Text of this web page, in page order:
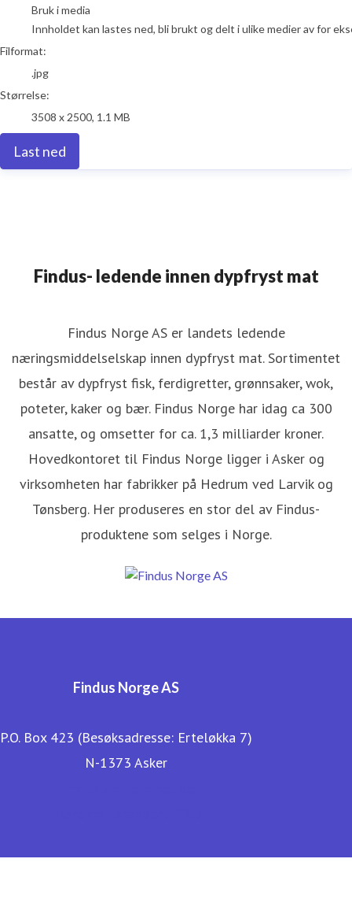
Bruk i media
Innholdet kan lastes ned, bli brukt og delt i ulike medier av for
Filformat:
.jpg
Størrelse:
3508 x 2500, 1.1 MB
Last ned
Findus- ledende innen dypfryst mat
Findus Norge AS er landets ledende
næringsmiddelselskap innen dypfryst mat. Sortimentet
består av dypfryst fisk, ferdigretter, grønnsaker, wok,
poteter, kaker og bær. Findus Norge har idag ca 300
ansatte, og omsetter for ca. 1,3 milliarder kroner.
Hovedkontoret til Findus Norge ligger i Asker og
virksomheten har fabrikker på Hedrum ved Larvik og
Tønsberg. Her produseres en stor del av Findus-
produktene som selges i Norge.
Findus Norge AS
P.O. Box 423 (Besøksadresse: Erteløkka 7)
N-1373 Asker